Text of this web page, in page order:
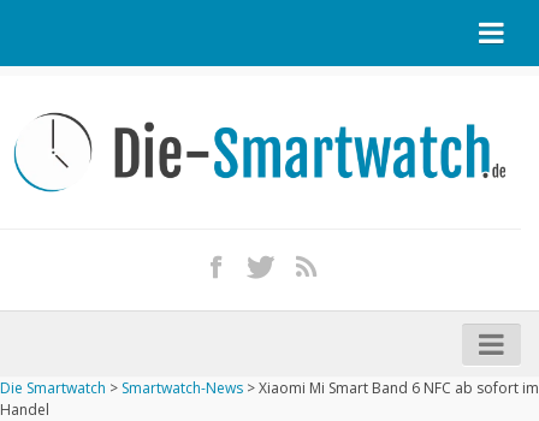
Kontakt / Tipp geben
Impressum
iPhone kaufen
Startseite
Die Smartwatch > Smartwatch-News >Xiaomi Mi Smart Band 6 NFC ab sofort im
Handel